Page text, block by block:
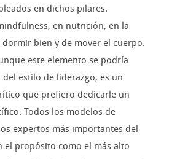
en dichos pilares.
en nutrición, en la
bien y de mover el cuerpo.
este elemento se podría
estilo de liderazgo, es un
que prefiero dedicarle un
Todos los modelos de
expertos más importantes del
el propósito como el más alto